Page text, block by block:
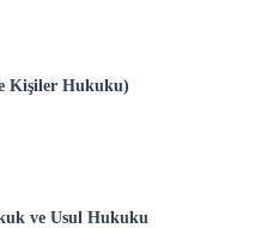
Kişiler Hukuku)
ve Usul Hukuku